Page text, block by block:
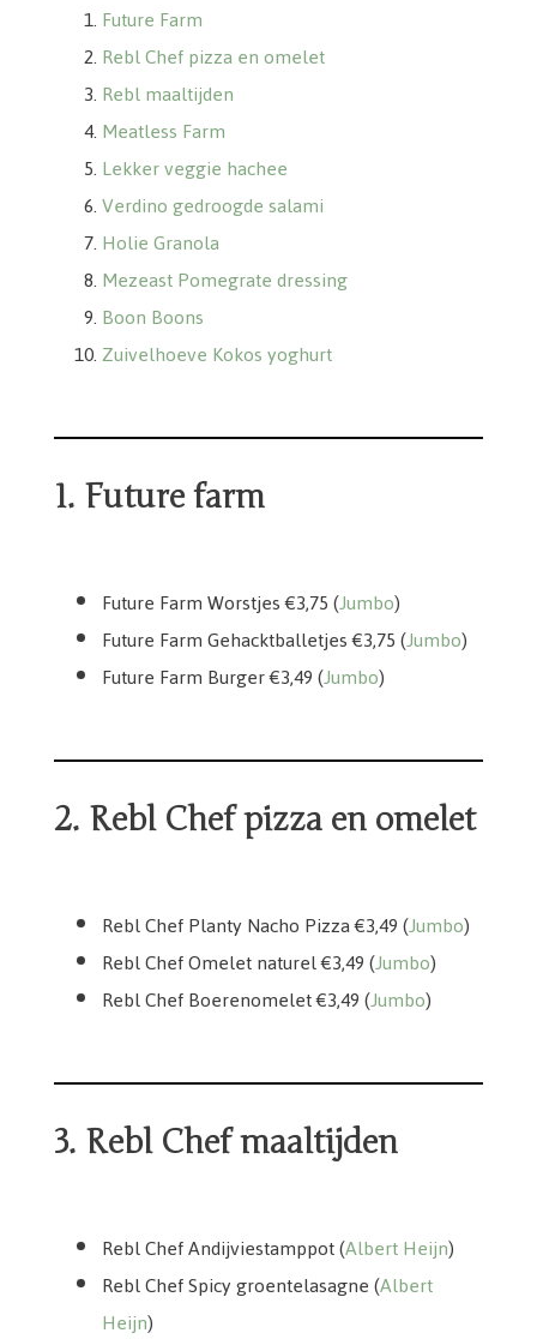
Future Farm
Rebl Chef pizza en omelet
Rebl maaltijden
Meatless Farm
Lekker veggie hachee
Verdino gedroogde salami
Holie Granola
Mezeast Pomegrate dressing
Boon Boons
Zuivelhoeve Kokos yoghurt
1. Future farm
Future Farm Worstjes €3,75 (Jumbo)
Future Farm Gehacktballetjes €3,75 (Jumbo)
Future Farm Burger €3,49 (Jumbo)
2. Rebl Chef pizza en omelet
Rebl Chef Planty Nacho Pizza €3,49 (Jumbo)
Rebl Chef Omelet naturel €3,49 (Jumbo)
Rebl Chef Boerenomelet €3,49 (Jumbo)
3. Rebl Chef maaltijden
Rebl Chef Andijviestamppot (Albert Heijn)
Rebl Chef Spicy groentelasagne (Albert
Heijn)